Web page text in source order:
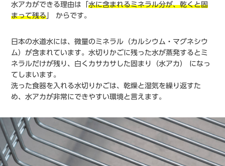
水アカができる理由は「水に含まれるミネラル分が、乾くと固
まって残る 」 からです。
日本の水道水には、微量のミネラル（カルシウム・マグネシウ
ム）が含まれています。水切りかごに残った水が蒸発するとミ
ネラルだけが残り、白くカサカサした固まり（水アカ） になっ
てしまいます。
洗った食器を入れる水切りかごは、乾燥と湿気を繰り返すた
め、水アカが非常にできやすい環境と言えます。